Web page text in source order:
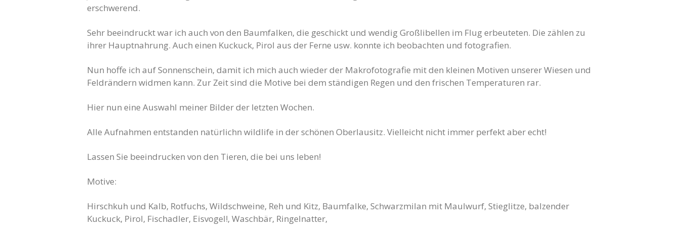
erschwerend.
Sehr beeindruckt war ich auch von den Baumfalken, die geschickt und wendig Großlibellen im Flug erbeuteten. Die zählen zu
ihrer Hauptnahrung. Auch einen Kuckuck, Pirol aus der Ferne usw. konnte ich beobachten und fotografien.
Nun hoffe ich auf Sonnenschein, damit ich mich auch wieder der Makrofotografie mit den kleinen Motiven unserer Wiesen und
Feldrändern widmen kann. Zur Zeit sind die Motive bei dem ständigen Regen und den frischen Temperaturen rar.
Hier nun eine Auswahl meiner Bilder der letzten Wochen.
Alle Aufnahmen entstanden natürlichn wildlife in der schönen Oberlausitz. Vielleicht nicht immer perfekt aber echt!
Lassen Sie beeindrucken von den Tieren, die bei uns leben!
Motive:
Hirschkuh und Kalb, Rotfuchs, Wildschweine, Reh und Kitz, Baumfalke, Schwarzmilan mit Maulwurf, Stieglitze, balzender
Kuckuck, Pirol, Fischadler, Eisvogel!, Waschbär, Ringelnatter,